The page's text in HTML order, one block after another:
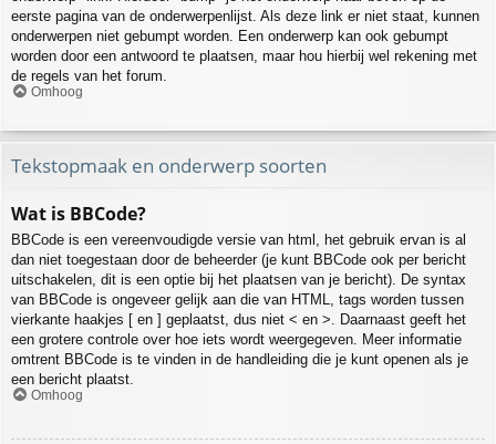
eerste pagina van de onderwerpenlijst. Als deze link er niet staat, kunnen
onderwerpen niet gebumpt worden. Een onderwerp kan ook gebumpt
worden door een antwoord te plaatsen, maar hou hierbij wel rekening met
de regels van het forum.
Omhoog
Tekstopmaak en onderwerp soorten
Wat is BBCode?
BBCode is een vereenvoudigde versie van html, het gebruik ervan is al
dan niet toegestaan door de beheerder (je kunt BBCode ook per bericht
uitschakelen, dit is een optie bij het plaatsen van je bericht). De syntax
van BBCode is ongeveer gelijk aan die van HTML, tags worden tussen
vierkante haakjes [ en ] geplaatst, dus niet < en >. Daarnaast geeft het
een grotere controle over hoe iets wordt weergegeven. Meer informatie
omtrent BBCode is te vinden in de handleiding die je kunt openen als je
een bericht plaatst.
Omhoog